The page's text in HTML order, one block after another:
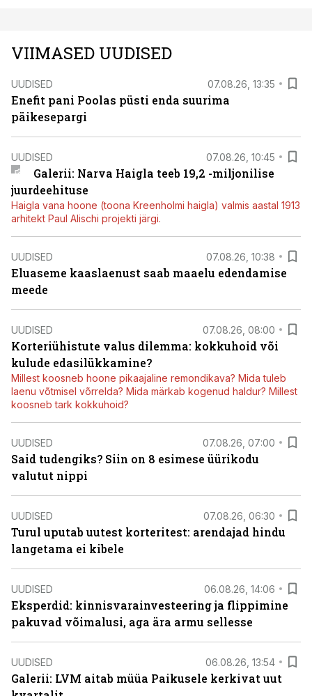
VIIMASED UUDISED
UUDISED 07.08.26, 13:35
Enefit pani Poolas püsti enda suurima
päikesepargi
UUDISED 07.08.26, 10:45
Galerii: Narva Haigla teeb 19,2 -miljonilise
juurdeehituse
Haigla vana hoone (toona Kreenholmi haigla) valmis aastal 1913
arhitekt Paul Alischi projekti järgi.
UUDISED 07.08.26, 10:38
Eluaseme kaaslaenust saab maaelu edendamise
meede
UUDISED 07.08.26, 08:00
Korteriühistute valus dilemma: kokkuhoid või
kulude edasilükkamine?
Millest koosneb hoone pikaajaline remondikava? Mida tuleb
laenu võtmisel võrrelda? Mida märkab kogenud haldur? Millest
koosneb tark kokkuhoid?
UUDISED 07.08.26, 07:00
Said tudengiks? Siin on 8 esimese üürikodu
valutut nippi
UUDISED 07.08.26, 06:30
Turul uputab uutest korteritest: arendajad hindu
langetama ei kibele
UUDISED 06.08.26, 14:06
Eksperdid: kinnisvarainvesteering ja flippimine
pakuvad võimalusi, aga ära armu sellesse
UUDISED 06.08.26, 13:54
Galerii: LVM aitab müüa Paikusele kerkivat uut